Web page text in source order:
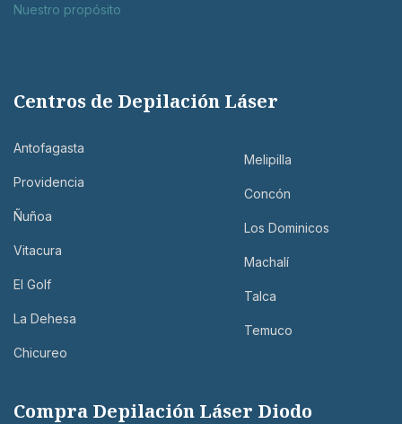
Nuestro propósito
Centros de Depilación Láser
Antofagasta
Providencia
Ñuñoa
Vitacura
El Golf
La Dehesa
Chicureo
Melipilla
Concón
Los Dominicos
Machalí
Talca
Temuco
Compra Depilación Láser Diodo